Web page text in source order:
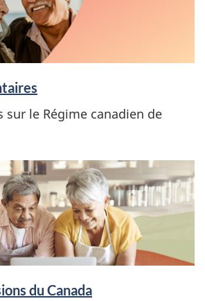
sur le Régime canadien de
du Canada